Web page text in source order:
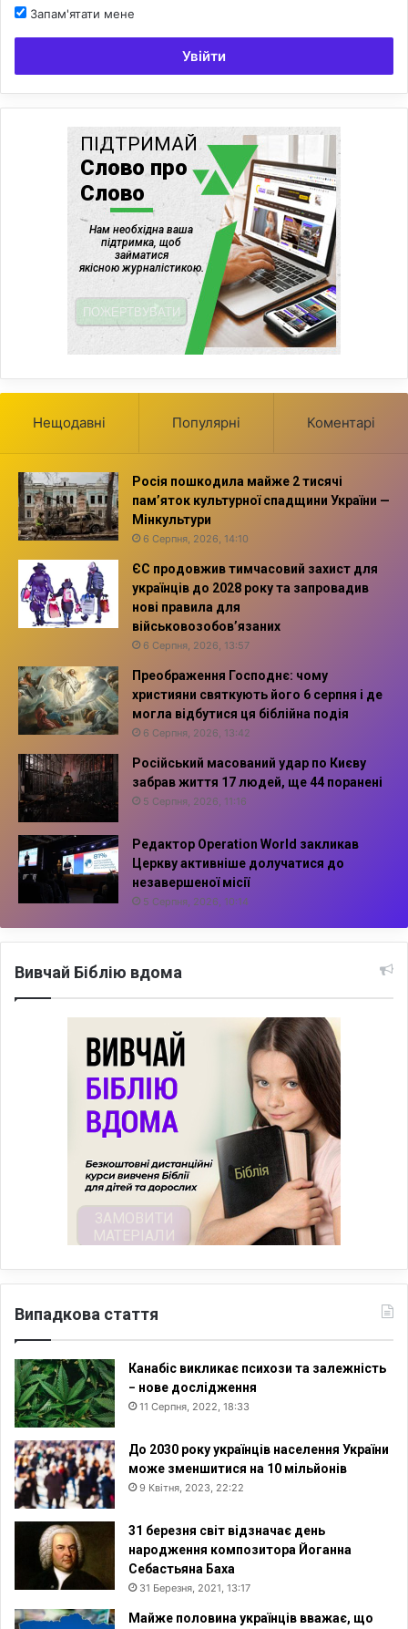
Запам'ятати мене
Увійти
Нещодавні Популярні Коментарі
Росія пошкодила майже 2 тисячі
пам’яток культурної спадщини України —
Мінкультури
6 Серпня, 2026, 14:10
ЄС продовжив тимчасовий захист для
українців до 2028 року та запровадив
нові правила для
військовозобов’язаних
6 Серпня, 2026, 13:57
Преображення Господнє: чому
християни святкують його 6 серпня і де
могла відбутися ця біблійна подія
6 Серпня, 2026, 13:42
Російський масований удар по Києву
забрав життя 17 людей, ще 44 поранені
5 Серпня, 2026, 11:16
Редактор Operation World закликав
Церкву активніше долучатися до
незавершеної місії
5 Серпня, 2026, 10:14
Вивчай Біблію вдома
Випадкова стаття
Канабіс викликає психози та залежність
− нове дослідження
11 Серпня, 2022, 18:33
До 2030 року українців населення України
може зменшитися на 10 мільйонів
9 Квітня, 2023, 22:22
31 березня світ відзначає день
народження композитора Йоганна
Себастьяна Баха
31 Березня, 2021, 13:17
Майже половина українців вважає, що